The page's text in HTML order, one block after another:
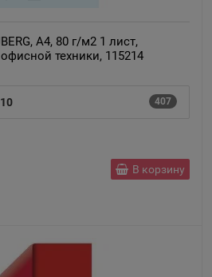
А4, 80 г/м2 1 лист,
техники, 115214
407
В корзину